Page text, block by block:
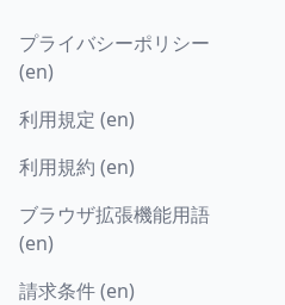
プライバシーポリシー
(en)
利用規定 (en)
利用規約 (en)
ブラウザ拡張機能用語
(en)
請求条件 (en)